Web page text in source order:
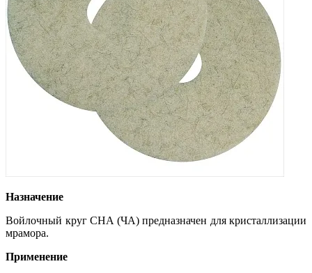
Назначение
Войлочный круг CHA (ЧА) предназначен для кристаллизации
мрамора.
Применение